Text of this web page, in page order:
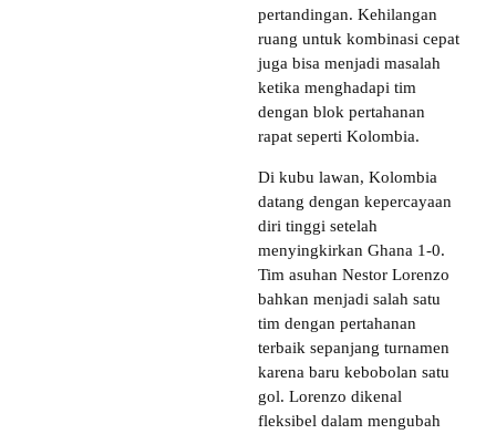
pertandingan. Kehilangan
ruang untuk kombinasi cepat
juga bisa menjadi masalah
ketika menghadapi tim
dengan blok pertahanan
rapat seperti Kolombia.
Di kubu lawan, Kolombia
datang dengan kepercayaan
diri tinggi setelah
menyingkirkan Ghana 1-0.
Tim asuhan Nestor Lorenzo
bahkan menjadi salah satu
tim dengan pertahanan
terbaik sepanjang turnamen
karena baru kebobolan satu
gol. Lorenzo dikenal
fleksibel dalam mengubah